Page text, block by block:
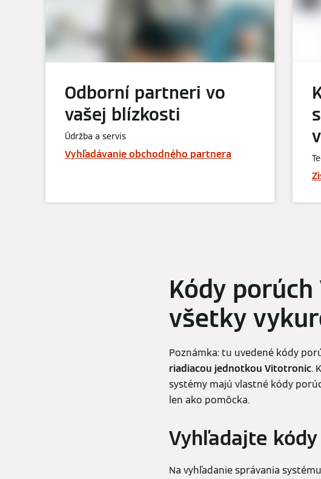
Odborní partneri vo
vašej blízkosti
Údržba a servis
Vyhľadávanie obchodného partnera
Kódy
všetky
Poznámka: tu uvedené kódy
riadiacou jednotkou Vitotronic.
systémy majú vlastné kódy
len ako pomôcka.
Vyhľadajte
Na vyhľadanie správania